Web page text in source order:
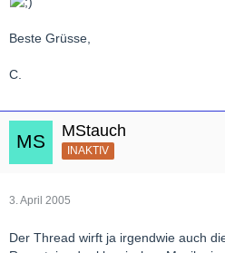
Beste Grüsse,
C.
MStauch
INAKTIV
3. April 2005
Der Thread wirft ja irgendwie auch